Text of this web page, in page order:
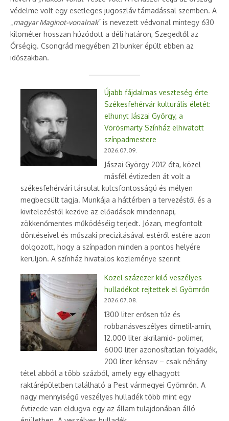
védelme volt egy esetleges jugoszláv támadással szemben. A
magyar Maginot-vonalnak” is nevezett védvonal mintegy 630
kilométer hosszan húzódott a déli határon, Szegedtől az
Őrségig. Csongrád megyében 21 bunker épült ebben az
időszakban.
Újabb fájdalmas veszteség érte
Székesfehérvár kulturális életét:
elhunyt Jászai György, a
Vörösmarty Színház elhivatott
színpadmestere
2026.07.09.
Jászai György 2012 óta, közel
másfél évtizeden át volt a
székesfehérvári társulat kulcsfontosságú és mélyen
megbecsült tagja. Munkája a háttérben a tervezéstől és a
kivitelezéstől kezdve az előadások mindennapi,
zökkenőmentes működéséig terjedt. Józan, megfontolt
döntéseivel és műszaki precizitásával estéről estére azon
dolgozott, hogy a színpadon minden a pontos helyére
kerüljön. A színház hivatalos közleménye szerint
Közel százezer kiló veszélyes
hulladékot rejtettek el Gyömrőn
2026.07.08.
1300 liter erősen tűz és
robbanásveszélyes dimetil-amin,
12.000 liter akrilamid- polimer,
6000 liter azonosítatlan folyadék,
200 liter kénsav – csak néhány
tétel abból a több százból, amely egy elhagyott
raktárépületben található a Pest vármegyei Gyömrőn. A
nagy mennyiségű veszélyes hulladék több mint egy
évtizede van eldugva egy az állam tulajdonában álló